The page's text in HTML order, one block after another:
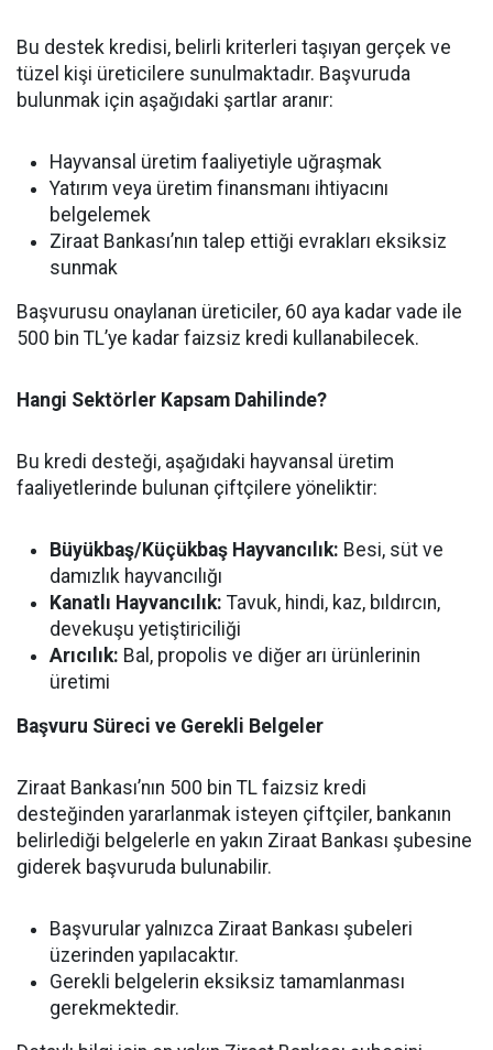
Bu destek kredisi, belirli kriterleri taşıyan gerçek ve
tüzel kişi üreticilere sunulmaktadır. Başvuruda
bulunmak için aşağıdaki şartlar aranır:
Hayvansal üretim faaliyetiyle uğraşmak
Yatırım veya üretim finansmanı ihtiyacını
belgelemek
Ziraat Bankası’nın talep ettiği evrakları eksiksiz
sunmak
Başvurusu onaylanan üreticiler, 60 aya kadar vade ile
500 bin TL’ye kadar faizsiz kredi kullanabilecek.
Hangi Sektörler Kapsam Dahilinde?
Bu kredi desteği, aşağıdaki hayvansal üretim
faaliyetlerinde bulunan çiftçilere yöneliktir:
Büyükbaş/Küçükbaş Hayvancılık: Besi, süt ve
damızlık hayvancılığı
Kanatlı Hayvancılık: Tavuk, hindi, kaz, bıldırcın,
devekuşu yetiştiriciliği
Arıcılık: Bal, propolis ve diğer arı ürünlerinin
üretimi
Başvuru Süreci ve Gerekli Belgeler
Ziraat Bankası’nın 500 bin TL faizsiz kredi
desteğinden yararlanmak isteyen çiftçiler, bankanın
belirlediği belgelerle en yakın Ziraat Bankası şubesine
giderek başvuruda bulunabilir.
Başvurular yalnızca Ziraat Bankası şubeleri
üzerinden yapılacaktır.
Gerekli belgelerin eksiksiz tamamlanması
gerekmektedir.